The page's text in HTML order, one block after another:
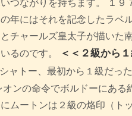
つながりを持ちます。 １９
年にはそれを記念したラベ
チャールズ皇太子が描いた
るのです。
＜＜２級から
ャトー、最初から１級だっ
ンの命令でボルドーにある
ムートンは２級の烙印（ト